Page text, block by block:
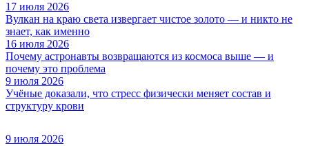
17 июля 2026
Вулкан на краю света извергает чистое золото — и никто не
знает, как именно
16 июля 2026
Почему астронавты возвращаются из космоса выше — и
почему это проблема
9 июля 2026
Учёные доказали, что стресс физически меняет состав и
структуру крови
9 июля 2026